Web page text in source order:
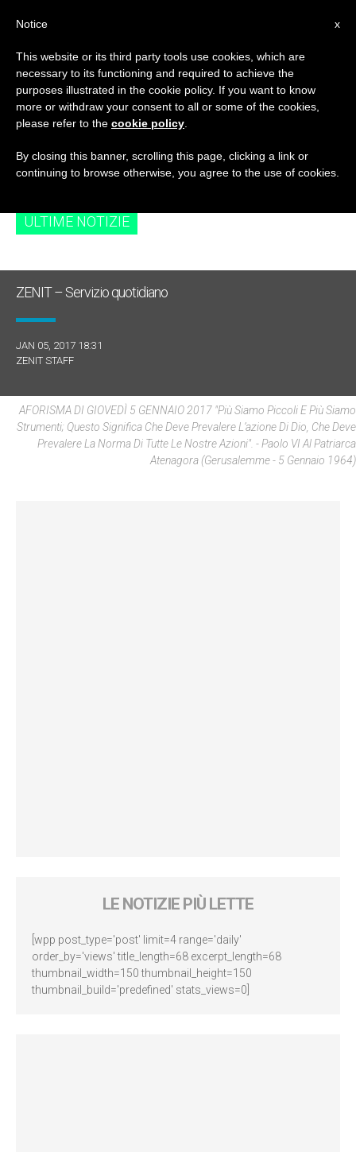
TAG
Posts Tagged
‘atenagora’
ULTIME NOTIZIE
ZENIT – Servizio quotidiano
JAN 05, 2017 18:31
ZENIT STAFF
AFORISMA DI GIOVEDÌ 5 GENNAIO 2017 "Più Siamo Piccoli E Più Siamo
Strumenti; Questo Significa Che Deve Prevalere L’azione Di Dio, Che Deve
Prevalere La Norma Di Tutte Le Nostre Azioni". - Paolo VI Al Patriarca
Atenagora (Gerusalemme - 5 Gennaio 1964)
LE NOTIZIE PIÙ LETTE
[wpp post_type='post' limit=4 range='daily'
order_by='views' title_length=68 excerpt_length=68
thumbnail_width=150 thumbnail_height=150
thumbnail_build='predefined' stats_views=0]
x
Notice
This website or its third party tools use cookies, which are
necessary to its functioning and required to achieve the
purposes illustrated in the cookie policy. If you want to know
more or withdraw your consent to all or some of the cookies,
please refer to the cookie policy
By closing this banner, scrolling this page, clicking a link or
continuing to browse otherwise, you agree to the use of cookies.